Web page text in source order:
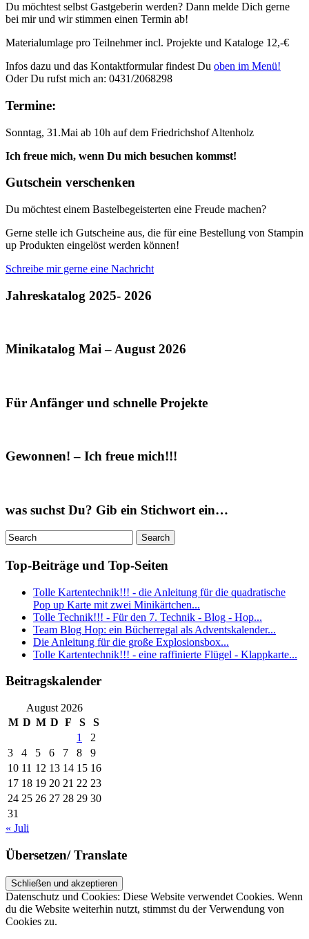
Du möchtest selbst Gastgeberin werden? Dann melde Dich gerne
bei mir und wir stimmen einen Termin ab!
Materialumlage pro Teilnehmer incl. Projekte und Kataloge 12,-€
Infos dazu und das Kontaktformular findest Du oben im Menü!
Oder Du rufst mich an: 0431/2068298
Termine:
Sonntag, 31.Mai ab 10h auf dem Friedrichshof Altenholz
Ich freue mich, wenn Du mich besuchen kommst!
Gutschein verschenken
Du möchtest einem Bastelbegeisterten eine Freude machen?
Gerne stelle ich Gutscheine aus, die für eine Bestellung von Stampin
up Produkten eingelöst werden können!
Schreibe mir gerne eine Nachricht
Jahreskatalog 2025- 2026
Minikatalog Mai – August 2026
Für Anfänger und schnelle Projekte
Gewonnen! – Ich freue mich!!!
was suchst Du? Gib ein Stichwort ein…
Top-Beiträge und Top-Seiten
Tolle Kartentechnik!!! - die Anleitung für die quadratische
Pop up Karte mit zwei Minikärtchen...
Tolle Technik!!! - Für den 7. Technik - Blog - Hop...
Team Blog Hop: ein Bücherregal als Adventskalender...
Die Anleitung für die große Explosionsbox...
Tolle Kartentechnik!!! - eine raffinierte Flügel - Klappkarte...
Beitragskalender
August 2026
M D M D F S
S
1
2
3
4 5 6 7 8
9
10 11 12 13 14 15 16
17 18 19 20 21 22 23
24 25 26 27 28 29 30
31
« Juli
Übersetzen/ Translate
Datenschutz und Cookies: Diese Website verwendet Cookies. Wenn
du die Website weiterhin nutzt, stimmst du der Verwendung von
Cookies zu.